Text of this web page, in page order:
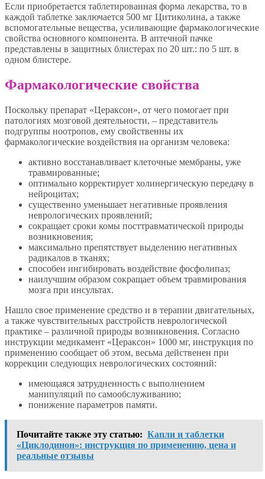
Если приобретается таблетированная форма лекарства, то в
каждой таблетке заключается 500 мг Цитиколина, а также
вспомогательные вещества, усиливающие фармакологические
свойства основного компонента. В аптечной пачке
представлены в защитных блистерах по 20 шт.: по 5 шт. в
одном блистере.
Фармакологические свойства
Поскольку препарат «Цераксон», от чего помогает при
патологиях мозговой деятельности, – представитель
подгруппы ноотропов, ему свойственны их
фармакологические воздействия на организм человека:
активно восстанавливает клеточные мембраны, уже
травмированные;
оптимально корректирует холинергическую передачу в
нейроцитах;
существенно уменьшает негативные проявления
неврологических проявлений;
сокращает сроки комы посттравматической природы
возникновения;
максимально препятствует выделению негативных
радикалов в тканях;
способен ингибировать воздействие фосфолипаз;
наилучшим образом сокращает объем травмирования
мозга при инсультах.
Нашло свое применение средство и в терапии двигательных,
а также чувствительных расстройств неврологической
практике – различной природы возникновения. Согласно
инструкции медикамент «Цераксон» 1000 мг, инструкция по
применению сообщает об этом, весьма действенен при
коррекции следующих неврологических состояний:
имеющаяся затрудненность с выполнением
манипуляций по самообслуживанию;
понижение параметров памяти.
Почитайте также эту статью: Капли и таблетки
«Циклодинон»: инструкция по применению, цена и
реальные отзывы